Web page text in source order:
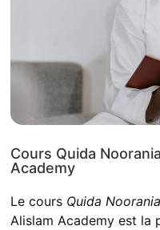
Cours Quida
Academy
Le cours Quida
Alislam Academy est la